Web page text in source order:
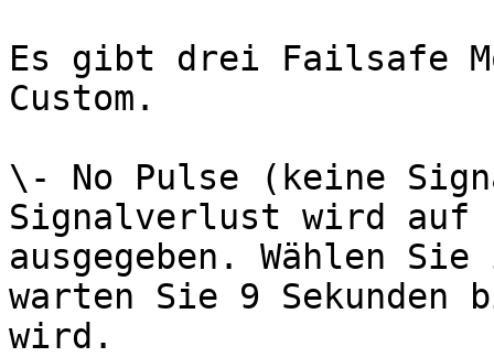
Es gibt drei Failsafe
Custom.
\- No Pulse (keine
Signalverlust wird auf
ausgegeben. Wählen
warten Sie 9 Sekunden
wird.